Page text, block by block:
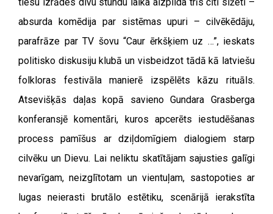
absurda komēdija par sistēmas upuri – cilvēkēdāju,
parafrāze par TV šovu “Caur ērkšķiem uz …”, ieskats
politisko diskusiju klubā un visbeidzot tādā kā latviešu
folkloras festivāla manierē izspēlēts kāzu rituāls.
Atsevišķās daļas kopā savieno Gundara Grasberga
konferansjē komentāri, kuros apcerēts iestudēšanas
process pamīšus ar dziļdomīgiem dialogiem starp
cilvēku un Dievu. Lai neliktu skatītājam sajusties galīgi
nevarīgam, neizglītotam un vientuļam, sastopoties ar
lugas neierasti brutālo estētiku, scenārijā ierakstīta